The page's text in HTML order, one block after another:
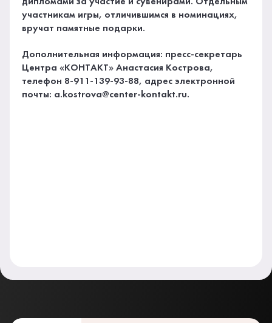
дипломами за участие и сувенирами. Отдельным
участникам игры, отличившимся в номинациях,
вручат памятные подарки.
Дополнительная информация: пресс-секретарь
Центра «КОНТАКТ» Анастасия Кострова,
телефон 8-911-139-93-88, адрес электронной
почты: a.kostrova@center-kontakt.ru.